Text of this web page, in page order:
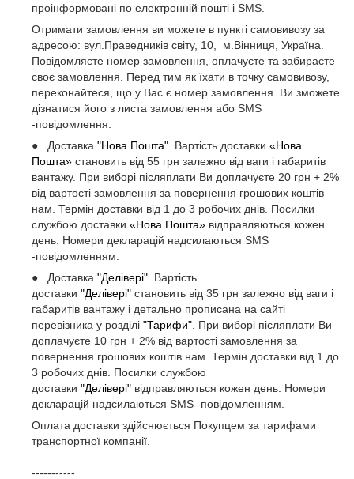
проінформовані по електронній пошті і SMS.
Отримати замовлення ви можете в пункті самовивозу за
адресою: вул.Праведників світу, 10, м.Вінниця, Україна.
Повідомляєте номер замовлення, оплачуєте та забираєте
своє замовлення. Перед тим як їхати в точку самовивозу,
переконайтеся, що у Вас є номер замовлення. Ви зможете
дізнатися його з листа замовлення або SMS
-повідомлення.
● Доставка "Нова Пошта" . Вартість доставки «Нова
Пошта» становить від 55 грн залежно від ваги і габаритів
вантажу. При виборі післяплати Ви доплачуєте 20 грн + 2%
від вартості замовлення за повернення грошових коштів
нам. Термін доставки від 1 до 3 робочих днів. Посилки
службою доставки «Нова Пошта» відправляються кожен
день. Номери декларацій надсилаються SMS
-повідомленням.
● Доставка "Делівері" . Вартість
доставки "Делівері" становить від 35 грн залежно від ваги і
габаритів вантажу і детально прописана на сайті
перевізника у розділі "Тарифи" . При виборі післяплати Ви
доплачуєте 10 грн + 2% від вартості замовлення за
повернення грошових коштів нам. Термін доставки від 1 до
3 робочих днів. Посилки службою
доставки "Делівері" відправляються кожен день. Номери
декларацій надсилаються SMS -повідомленням.
Оплата доставки здійснюється Покупцем за тарифами
транспортної компанії.
-----------